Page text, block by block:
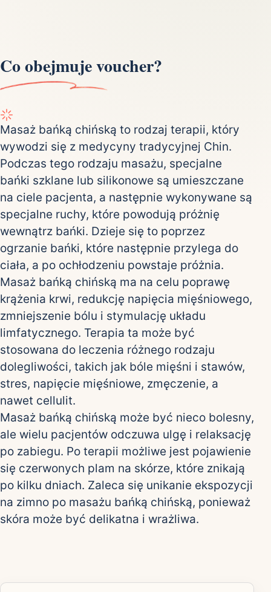
Co obejmuje voucher?
Masaż bańką chińską to rodzaj terapii, który
wywodzi się z medycyny tradycyjnej Chin.
Podczas tego rodzaju masażu, specjalne
bańki szklane lub silikonowe są umieszczane
na ciele pacjenta, a następnie wykonywane są
specjalne ruchy, które powodują próżnię
wewnątrz bańki. Dzieje się to poprzez
ogrzanie bańki, które następnie przylega do
ciała, a po ochłodzeniu powstaje próżnia.
Masaż bańką chińską ma na celu poprawę
krążenia krwi, redukcję napięcia mięśniowego,
zmniejszenie bólu i stymulację układu
limfatycznego. Terapia ta może być
stosowana do leczenia różnego rodzaju
dolegliwości, takich jak bóle mięśni i stawów,
stres, napięcie mięśniowe, zmęczenie, a
nawet cellulit.
Masaż bańką chińską może być nieco bolesny,
ale wielu pacjentów odczuwa ulgę i relaksację
po zabiegu. Po terapii możliwe jest pojawienie
się czerwonych plam na skórze, które znikają
po kilku dniach. Zaleca się unikanie ekspozycji
na zimno po masażu bańką chińską, ponieważ
skóra może być delikatna i wrażliwa.